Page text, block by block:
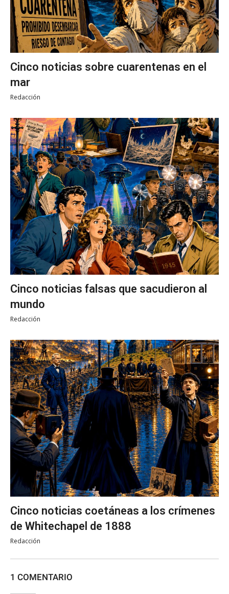
Cinco noticias sobre cuarentenas en el
mar
Redacción
Cinco noticias falsas que sacudieron al
mundo
Redacción
Cinco noticias coetáneas a los crímenes
de Whitechapel de 1888
Redacción
1 COMENTARIO